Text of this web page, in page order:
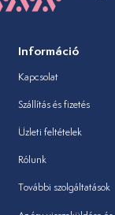
Információ
Kapcsolat
Szállítás és fizetés
Üzleti feltételek
Rólunk
További szolgáltatások